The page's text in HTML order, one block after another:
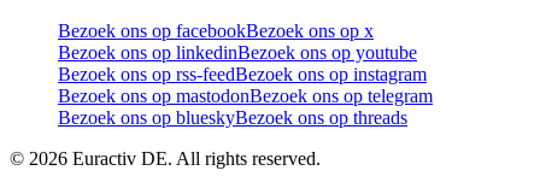
Bezoek ons op facebookBezoek ons op x
Bezoek ons op linkedinBezoek ons op youtube
Bezoek ons op rss-feedBezoek ons op instagram
Bezoek ons op mastodonBezoek ons op telegram
Bezoek ons op blueskyBezoek ons op threads
© 2026 Euractiv DE. All rights reserved.